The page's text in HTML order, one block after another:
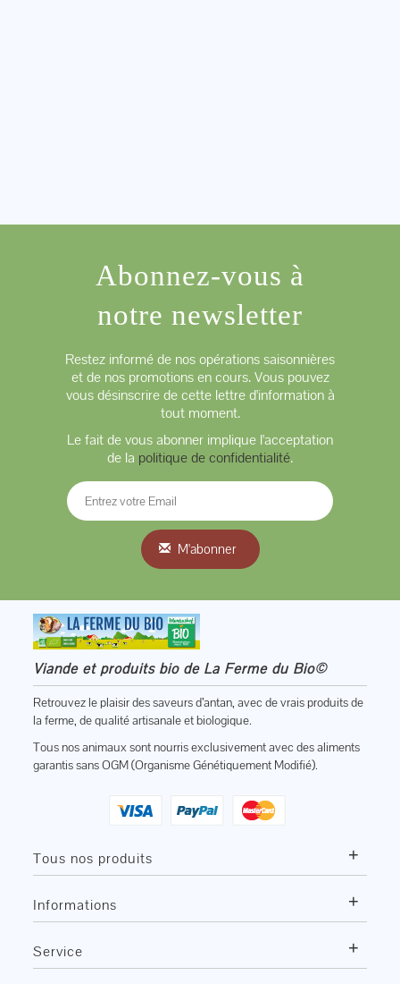
Abonnez-vous à
notre newsletter
Restez informé de nos opérations saisonnières
et de nos promotions en cours. Vous pouvez
vous désinscrire de cette lettre d'information à
tout moment.
Le fait de vous abonner implique l'acceptation
de la politique de confidentialité.
M'abonner
Viande et produits bio de La Ferme du Bio©
Retrouvez le plaisir des saveurs d’antan, avec de vrais produits de
la ferme, de qualité artisanale et biologique.
Tous nos animaux sont nourris exclusivement avec des aliments
garantis sans OGM (Organisme Génétiquement Modifié).
Tous nos produits +
Informations +
Service +